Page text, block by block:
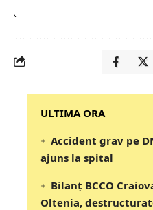
‎‎‎‎‎‎‎ULTIMA ORA
Accident grav pe
ajuns la spital
Bilanț BCCO
Oltenia,